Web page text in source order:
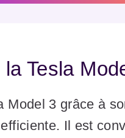
Tesla
Model 3 grâce à
Il est